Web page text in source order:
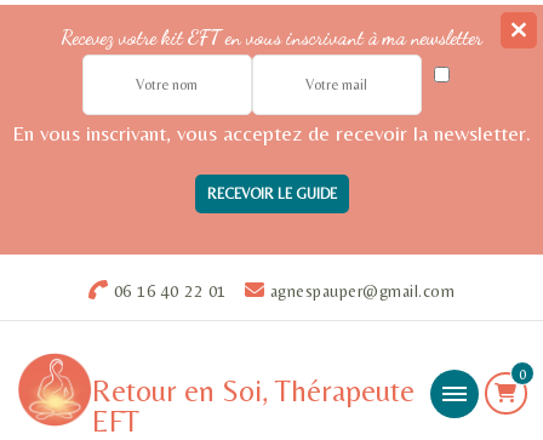
Recevez votre kit EFT en vous inscrivant à ma newsletter
En vous inscrivant, vous acceptez de recevoir la newsletter.
06 16 40 22 01 agnespauper@gmail.com
Retour en Soi, Thérapeute
EFT
0